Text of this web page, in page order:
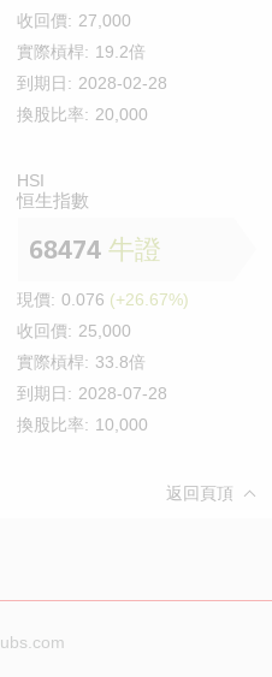
收回價: 27,000
實際槓桿: 19.2倍
到期日: 2028-02-28
換股比率: 20,000
HSI
恒生指數
68474 牛證
現價: 0.076 (+26.67%)
收回價: 25,000
實際槓桿: 33.8倍
到期日: 2028-07-28
換股比率: 10,000
返回頁頂
ubs.com